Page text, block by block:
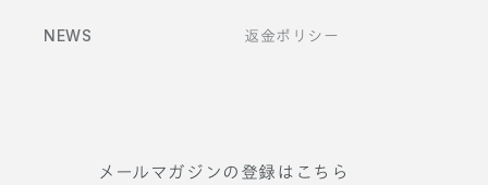
NEWS 返金ポリシー
メールマガジンの登録はこちら